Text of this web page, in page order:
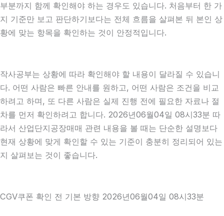
부분까지 함께 확인해야 하는 경우도 있습니다. 처음부터 한 가
지 기준만 보고 판단하기보다는 전체 흐름을 살펴본 뒤 본인 상
황에 맞는 항목을 확인하는 것이 안정적입니다.
작사공부는 상황에 따라 확인해야 할 내용이 달라질 수 있습니
다. 어떤 사람은 빠른 안내를 원하고, 어떤 사람은 조건을 비교
하려고 하며, 또 다른 사람은 실제 진행 전에 필요한 자료나 절
차를 먼저 확인하려고 합니다. 2026년06월04일 08시33분 따
라서 산업단지공장매매 관련 내용을 볼 때는 단순한 설명보다
현재 상황에 맞게 확인할 수 있는 기준이 충분히 정리되어 있는
지 살펴보는 것이 좋습니다.
CGV쿠폰 확인 전 기본 방향 2026년06월04일 08시33분